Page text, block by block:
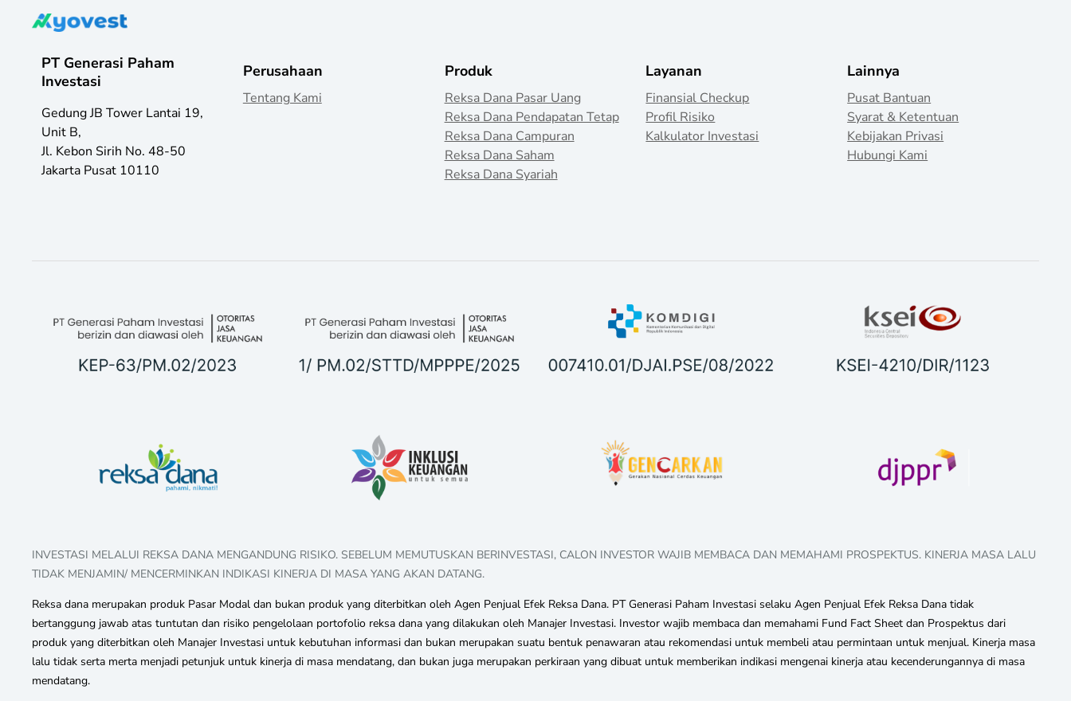
PT Generasi Paham
Investasi
Gedung JB Tower Lantai 19,
Unit B,
Jl. Kebon Sirih No. 48-50
Jakarta Pusat 10110
Perusahaan
Tentang Kami
Produk
Reksa Dana Pasar Uang
Reksa Dana Pendapatan Tetap
Reksa Dana Campuran
Reksa Dana Saham
Reksa Dana Syariah
Layanan
Finansial Checkup
Profil Risiko
Kalkulator Investasi
Lainnya
Pusat Bantuan
Syarat & Ketentuan
Kebijakan Privasi
Hubungi Kami
INVESTASI MELALUI REKSA DANA MENGANDUNG RISIKO. SEBELUM MEMUTUSKAN BERINVESTASI, CALON INVESTOR WAJIB MEMBACA DAN MEMAHAMI PROSPEKTUS. KINERJA MASA LALU
TIDAK MENJAMIN/ MENCERMINKAN INDIKASI KINERJA DI MASA YANG AKAN DATANG.
Reksa dana merupakan produk Pasar Modal dan bukan produk yang diterbitkan oleh Agen Penjual Efek Reksa Dana. PT Generasi Paham Investasi selaku Agen Penjual Efek Reksa Dana tidak
bertanggung jawab atas tuntutan dan risiko pengelolaan portofolio reksa dana yang dilakukan oleh Manajer Investasi. Investor wajib membaca dan memahami Fund Fact Sheet dan Prospektus dari
produk yang diterbitkan oleh Manajer Investasi untuk kebutuhan informasi dan bukan merupakan suatu bentuk penawaran atau rekomendasi untuk membeli atau permintaan untuk menjual. Kinerja masa
lalu tidak serta merta menjadi petunjuk untuk kinerja di masa mendatang, dan bukan juga merupakan perkiraan yang dibuat untuk memberikan indikasi mengenai kinerja atau kecenderungannya di masa
mendatang.